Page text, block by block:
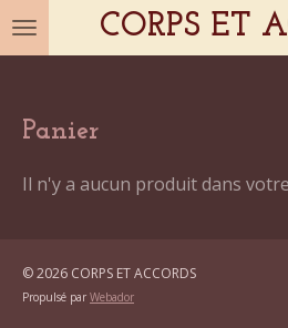
Passer
au
principal
CORPS ET
Panier
Il n'y a aucun produit dans
© 2026 CORPS ET ACCORDS
Propulsé par Webador